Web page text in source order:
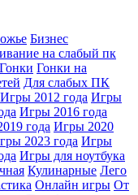
Бизнес
на слабый пк
Гонки Гонки на
Для слабых ПК
Игры 2012 года Игры
Игры 2016 года
года Игры 2020
2023 года Игры
Игры для ноутбука
Кулинарные Лего
Онлайн игры От